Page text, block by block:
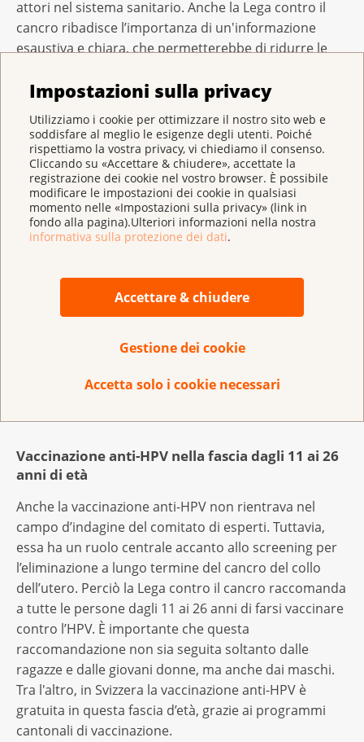
Impostazioni sulla privacy
Utilizziamo i cookie per ottimizzare il nostro sito web e
soddisfare al meglio le esigenze degli utenti. Poiché
rispettiamo la vostra privacy, vi chiediamo il consenso.
Cliccando su «Accettare & chiudere», accettate la
registrazione dei cookie nel vostro browser. È possibile
modificare le impostazioni dei cookie in qualsiasi
momento nelle «Impostazioni sulla privacy» (link in
fondo alla pagina).Ulteriori informazioni nella nostra
informativa sulla protezione dei dati.
Accettare & chiudere
Gestione dei cookie
Accetta solo i cookie necessari
attori nel sistema sanitario. Anche la Lega contro il
cancro ribadisce l’importanza di un'informazione
esaustiva e chiara, che permetterebbe di ridurre le
garantire l’equità d'accesso, la Lega contro il cancro
l’organizzazione di programmi di screening del cancro
del collo dell’utero. Tali programmi, infatti, possono
contribuire a migliorare le pari opportunità per i
gruppi target, armonizzare la prassi e garantire la
qualità.
futura?
Il comitato non ha analizzato se, e in che misura, gli
essere adatti allo screening. Questi autotest
di diagnosi precoce e raggiungere gruppi target che
Vaccinazione anti-HPV nella fascia dagli 11 ai 26
anni di età
Anche la vaccinazione anti-HPV non rientrava nel
campo d’indagine del comitato di esperti. Tuttavia,
essa ha un ruolo centrale accanto allo screening per
l’eliminazione a lungo termine del cancro del collo
dell’utero. Perciò la Lega contro il cancro raccomanda
a tutte le persone dagli 11 ai 26 anni di farsi vaccinare
contro l’HPV. È importante che questa
raccomandazione non sia seguita soltanto dalle
ragazze e dalle giovani donne, ma anche dai maschi.
Tra l'altro, in Svizzera la vaccinazione anti-HPV è
gratuita in questa fascia d’età, grazie ai programmi
cantonali di vaccinazione.